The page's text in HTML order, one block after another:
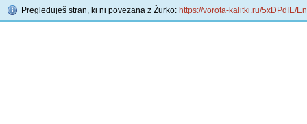
Pregleduješ stran, ki ni povezana z Žurko: https://vorota-kalitki.ru/5xDPdIE/